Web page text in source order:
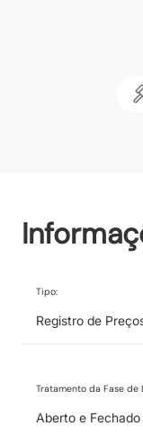
Tipo:
Registro de
Tratamento da Fase de
Aberto e Fechado